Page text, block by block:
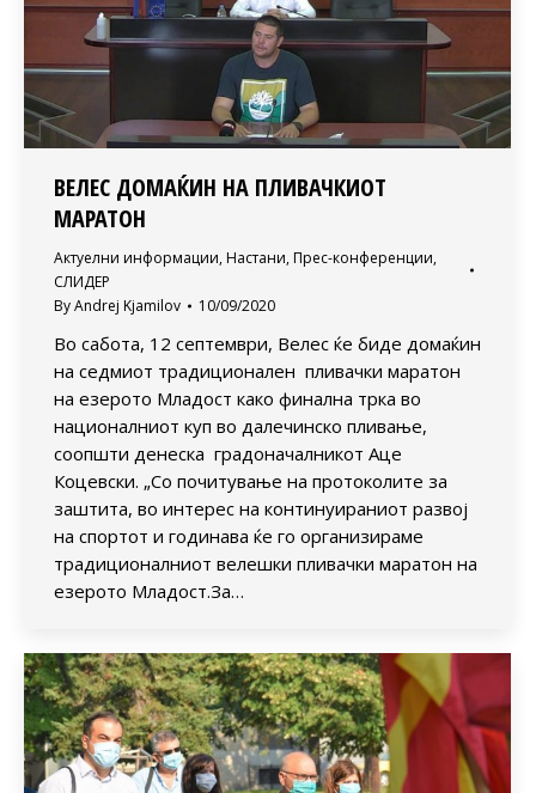
ВЕЛЕС ДОМАЌИН НА ПЛИВАЧКИОТ
МАРАТОН
Актуелни информации, Настани, Прес-конференции,
СЛИДЕР
ByAndrej Kjamilov 10/09/2020
Во сабота, 12 септември, Велес ќе биде домаќин
на седмиот традиционален пливачки маратон
на езерото Младост како финална трка во
националниот куп во далечинско пливање,
соопшти денеска градоначалникот Аце
Коцевски. „Со почитување на протоколите за
заштита, во интерес на континуираниот развој
на спортот и годинава ќе го организираме
традиционалниот велешки пливачки маратон на
езерото Младост.За…